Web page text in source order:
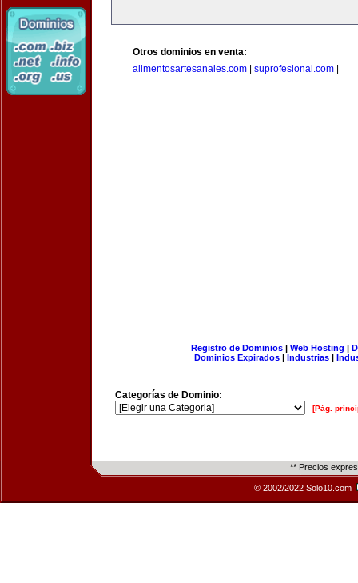
Otros dominios en venta:
alimentosartesanales.com
suprofesional.com
Registro de Dominios| Web Hosting |
Dominios Expirados | Industrias |
Categorías de Dominio:
[Pág.
** Precios
© 2002/2022 Solo10.com